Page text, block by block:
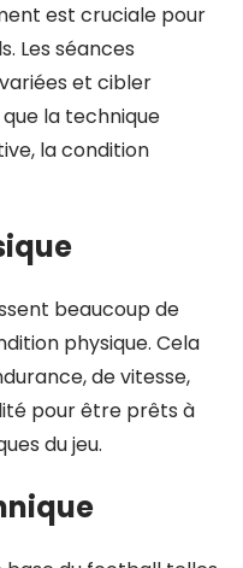
est cruciale pour
Les séances
et cibler
la technique
la condition
beaucoup de
physique. Cela
de vitesse,
pour être prêts à
du jeu.